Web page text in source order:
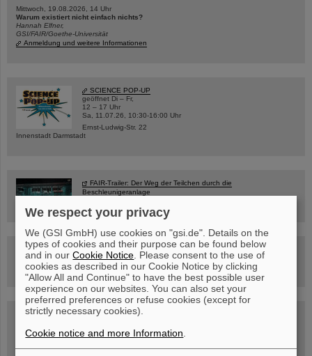
Mittwoch, 19.08.2026, 14 Uhr
Warum existiert nicht einfach nichts?
Hannah Elfner,
GSI/FAIR/Goethe-Universität
Anmeldung und weitere Informationen
SCIENCE POP-UP
geöffnet Di – Fr,
12 – 17 Uhr
Sa, 11.07.26, 10:30-16:00 Uhr
Ernst-Ludwig-Str. 22
Innenstadt Darmstadt
FAIR-Trailer: Der Weg der Teilchen durch die
Beschleunigeranlage
Rundflug über die FAIR-Baustelle
Besichtigung von GSI/FAIR –
We respect your privacy
We (GSI GmbH) use cookies on "gsi.de". Details on the
types of cookies and their purpose can be found below
and in ourCookie Notice . Please consent to the use of
cookies as described in our Cookie Notice by clicking
"Allow All and Continue" to have the best possible user
experience on our websites. You can also set your
preferred preferences or refuse cookies (except for
strictly necessary cookies).
Cookie notice and more Information